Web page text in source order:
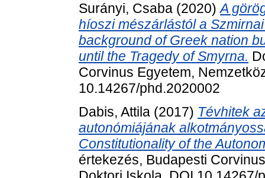
Surányi, Csaba (2020)A
híoszi mészárlástól a
background of Greek nation
until the Tragedy of Smyrna.
Corvinus Egyetem,
10.14267/phd.2020002
Dabis, Attila (2017) Tévhitek
autonómiájának
Constitutionality of the
értekezés, Budapesti